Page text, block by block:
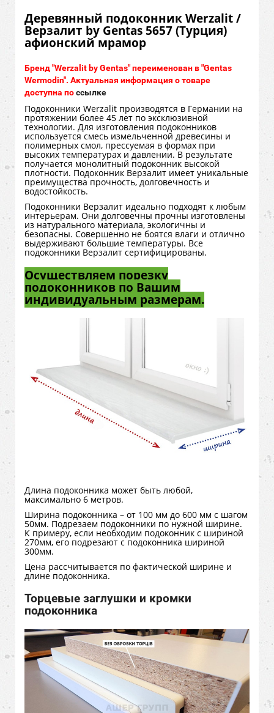
Деревянный подоконник Werzalit /
Верзалит by Gentas 5657 (Турция)
афионский мрамор
Бренд "Werzalit by Gentas" переименован в "Gentas
Wermodin". Актуальная информация о товаре
доступна поссылке
Подоконники Werzalit производятся в Германии на
протяжении более 45 лет по эксклюзивной
технологии. Для изготовления подоконников
используется смесь измельченной древесины и
полимерных смол, прессуемая в формах при
высоких температурах и давлении. В результате
получается монолитный подоконник высокой
плотности. Подоконник Верзалит имеет уникальные
преимущества прочность, долговечность и
водостойкость.
Подоконники Верзалит идеально подходят к любым
интерьерам. Они долговечны прочны изготовлены
из натурального материала, экологичны и
безопасны. Совершенно не боятся влаги и отлично
выдерживают большие температуры. Все
подоконники Верзалит сертифицированы.
Осуществляем порезку
подоконников по Вашим
индивидуальным размерам.
Длина подоконника может быть любой,
максимально 6 метров.
Ширина подоконника – от 100 мм до 600 мм с шагом
50мм. Подрезаем подоконники по нужной ширине.
К примеру, если необходим подоконник с шириной
270мм, его подрезают с подоконника шириной
300мм.
Цена рассчитывается по фактической ширине и
длине подоконника.
Торцевые заглушки и кромки
подоконника